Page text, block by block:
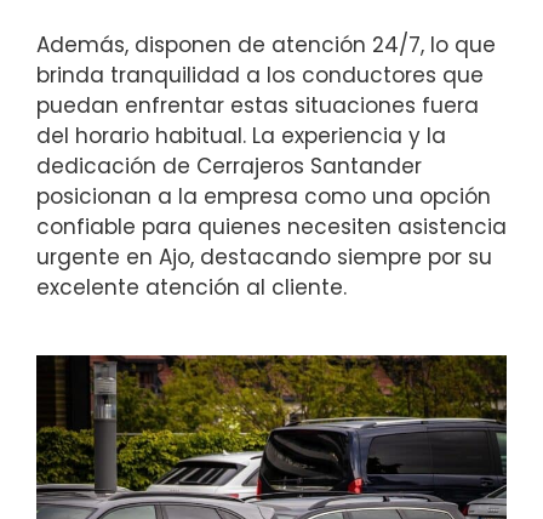
Además, disponen de atención 24/7, lo que
brinda tranquilidad a los conductores que
puedan enfrentar estas situaciones fuera
del horario habitual. La experiencia y la
dedicación de Cerrajeros Santander
posicionan a la empresa como una opción
confiable para quienes necesiten asistencia
urgente en Ajo, destacando siempre por su
excelente atención al cliente.